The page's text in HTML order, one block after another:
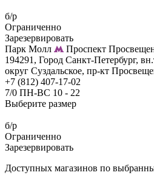
б/р
Ограниченно
Зарезервировать
Парк Молл
Проспект
194291, Город Санкт-Петербург,
округ Суздальское, пр-кт
+7 (812) 407-17-02
7/0 ПН-ВС 10 - 22
Выберите размер
б/р
Ограниченно
Зарезервировать
Доступных магазинов по